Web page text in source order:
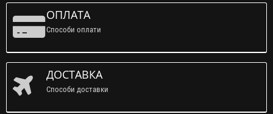
ОПЛАТА
Способи оплати
ДОСТАВКА
Способи доставки